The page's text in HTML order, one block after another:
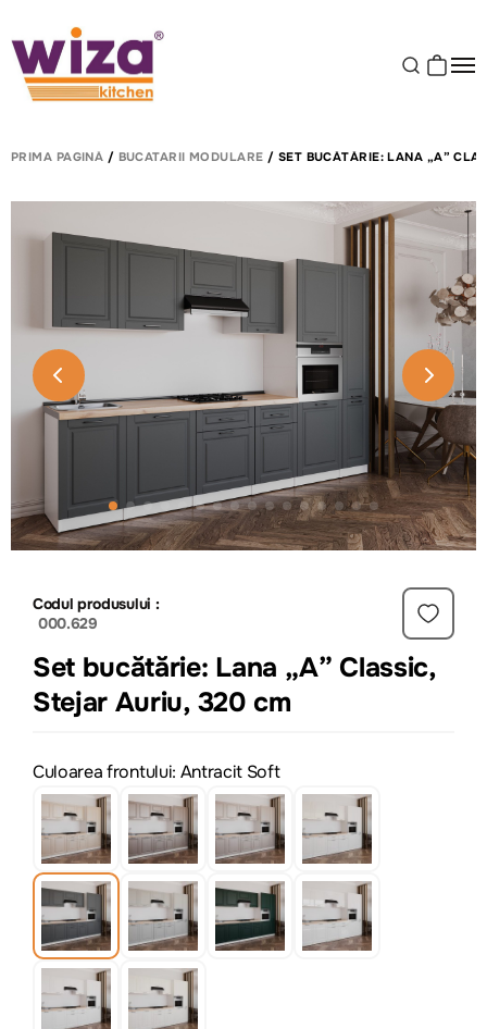
PRIMA PAGINĂ / BUCATARII MODULARE / SET BUCĂTĂRIE: LANA „A”
Codul produsului :
000.629
Set bucătărie: Lana „A” Classic,
Stejar Auriu, 320 cm
Culoarea frontului: Antracit Soft